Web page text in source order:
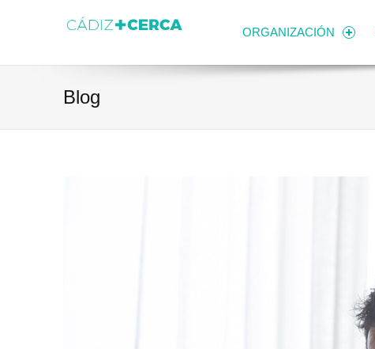
ORGANIZACIÓN
Blog